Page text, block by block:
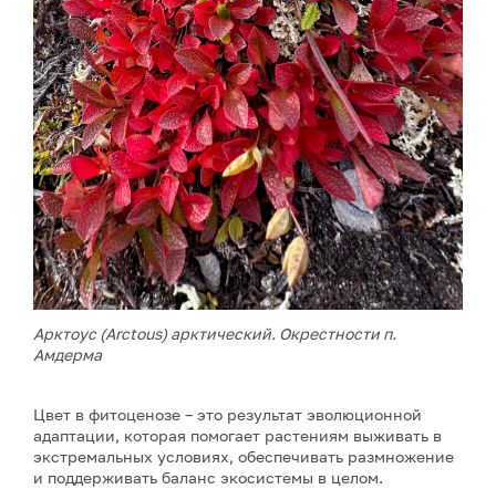
Арктоус (Arctous) арктический. Окрестности п.
Амдерма
Цвет в фитоценозе – это результат эволюционной
адаптации, которая помогает растениям выживать в
экстремальных условиях, обеспечивать размножение
и поддерживать баланс экосистемы в целом.